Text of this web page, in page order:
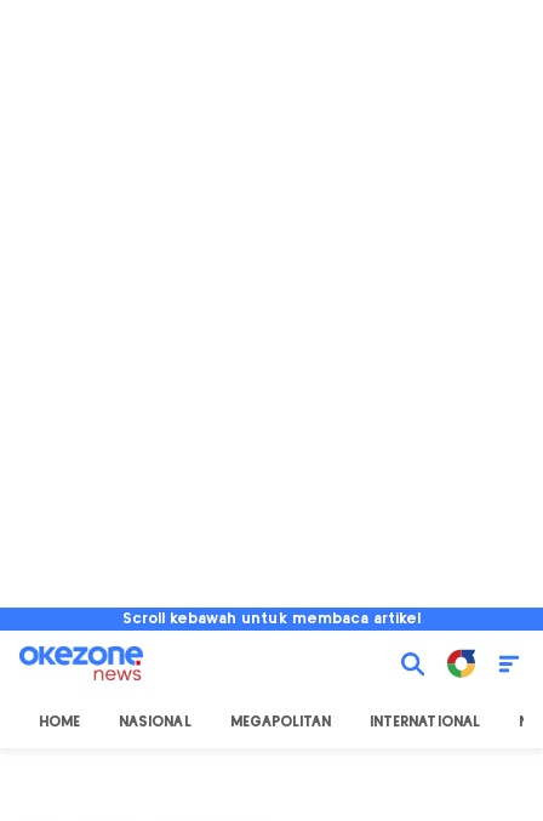
Scroll kebawah untuk membaca artikel
HOME NASIONAL MEGAPOLITAN INTERNATIONAL